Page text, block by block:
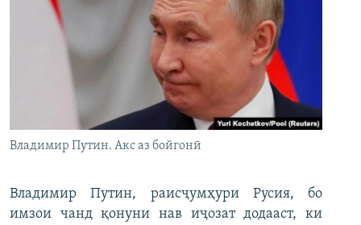
Владимир Путин. Акс аз бойгонӣ
Владимир Путин, раисҷумҳури Русия, бо
имзои чанд қонуни нав иҷозат додааст, ки